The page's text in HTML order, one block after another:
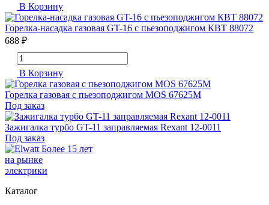
В Корзину
Горелка-насадка газовая GT-16 с пьезоподжигом КВТ 88072
688 ₽
В Корзину
Горелка газовая с пьезоподжигом MOS 67625М
Под заказ
Зажигалка турбо GT-11 заправляемая Rexant 12-0011
Под заказ
Более 15 лет
на рынке
электрики
Каталог